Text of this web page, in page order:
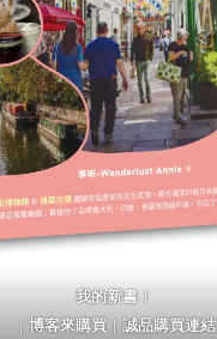
我的新書！
｜博客來購買｜誠品購買連結